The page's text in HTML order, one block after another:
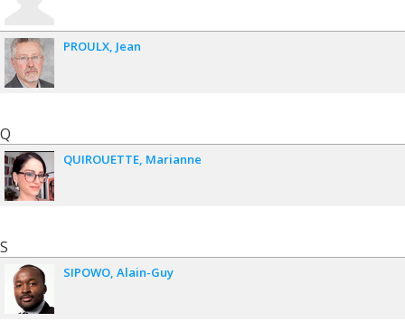
PROULX Jean
Q
QUIROUETTE Marianne
S
SIPOWO Alain-Guy